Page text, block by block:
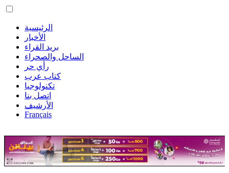
الرئيسية
الأخبار
بريد القراء
الساحل والصحراء
رأي حر
كتاب عرب
تكنولوجيا
اتصل بنا
الأرشيف
Français